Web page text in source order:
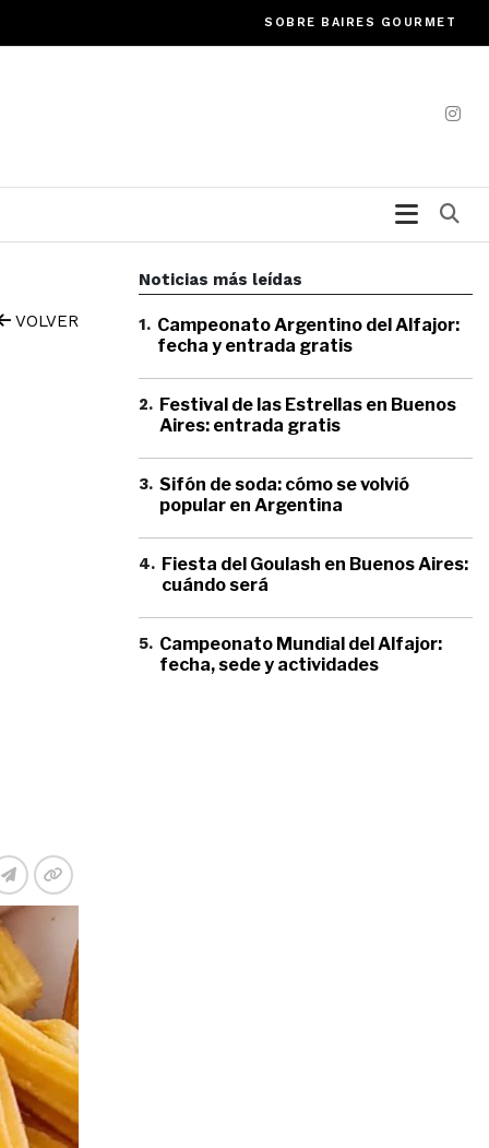
SOBRE BAIRES GOURMET
VOLVER
Noticias más leídas
1. Campeonato Argentino del Alfajor:
fecha y entrada gratis
2. Festival de las Estrellas en Buenos
Aires: entrada gratis
3. Sifón de soda: cómo se volvió
popular en Argentina
4. Fiesta del Goulash en Buenos Aires:
cuándo será
5. Campeonato Mundial del Alfajor:
fecha, sede y actividades